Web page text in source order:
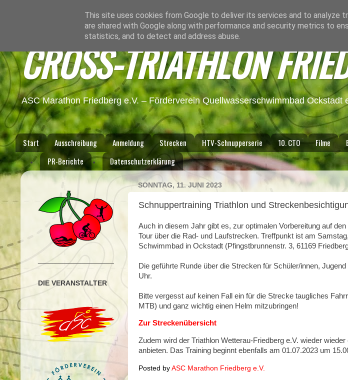
CROSS-TRIATHLON
ASC Marathon Friedberg e.V. – Förderverein Quellwasserschwimmbad Ockstadt
Start Ausschreibung Anmeldung Strecken HTV-Schnupperserie 10. CTO Filme
PR-Berichte
Datenschutzerklärung
SONNTAG, 11. JUNI 2023
Schnuppertraining Triathlon und
Auch in diesem Jahr gibt es, zur optimalen Vorbereitung auf
Tour über die Rad- und Laufstrecken. Treffpunkt ist am
Schwimmbad in Ockstadt (Pfingstbrunnenstr. 3, 61169
Die geführte Runde über die Strecken für Schüler/innen,
Uhr.
Bitte vergesst auf keinen Fall ein für die Strecke taugliches
MTB) und ganz wichtig einen Helm mitzubringen!
Zur Streckenübersicht
Zudem wird der Triathlon Wetterau-Friedberg e.V. wieder
anbieten. Das Training beginnt ebenfalls am 01.07.2023 um
Posted by ASC Marathon Friedberg e.V.
DIE VERANSTALTER
This site uses cookies from Google to deliver its services and to analyze
are shared with Google along with performance and security metrics to
statistics, and to detect and address abuse.